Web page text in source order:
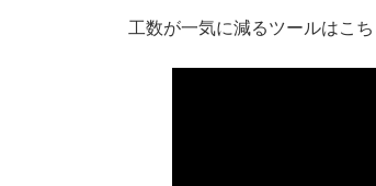
工数が一気に減るツールはこ